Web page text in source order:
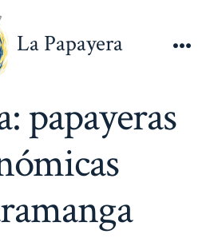
La Papayera
papayeras